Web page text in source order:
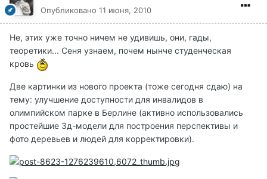
Опубликовано 11 июня, 2010
Не, этих уже точно ничем не удивишь, они, гады,
теоретики... Сеня узнаем, почем нынче студенческая
кровь
Две картинки из нового проекта (тоже сегодня сдаю) на
тему: улучшение доступности для инвалидов в
олимпийском парке в Берлине (активно использовались
простейшие 3д-модели для построения перспективы и
фото деревьев и людей для корректировки).